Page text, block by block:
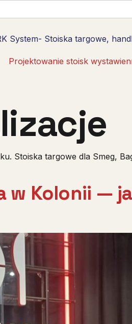
System- Stoiska targowe,
Projektowanie stoisk
Stoiska targowe dla Smeg,
w Kolonii —